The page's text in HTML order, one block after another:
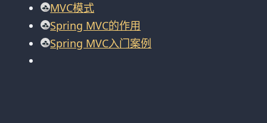
MVC模式
Spring MVC的作用
Spring MVC入门案例